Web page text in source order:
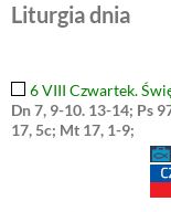
Liturgia dnia
6 VIII Czwartek.
Dn 7, 9-10. 13-14; Ps
17, 5c; Mt 17, 1-9;